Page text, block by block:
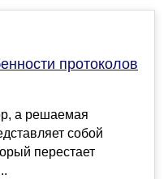
протоколов
а решаемая
собой
перестает